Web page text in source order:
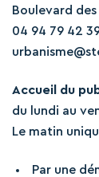
Boulevard
04 94 79 42
Accueil du
du lundi au
Le matin
Par une